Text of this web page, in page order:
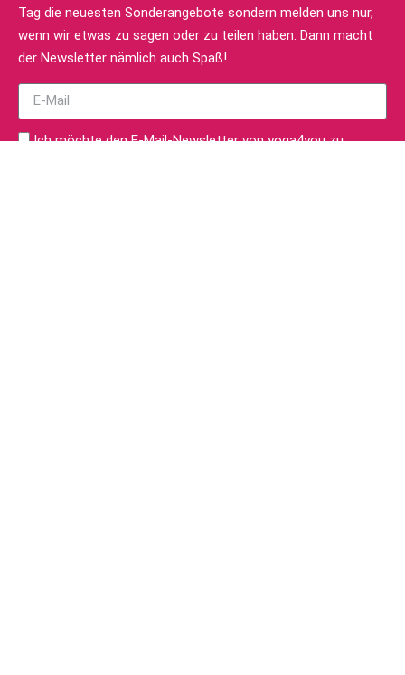
Tag die neuesten Sonderangebote sondern melden uns nur,
wenn wir etwas zu sagen oder zu teilen haben. Dann macht
der Newsletter nämlich auch Spaß!
Ich möchte den E-Mail-Newsletter von yoga4you zu